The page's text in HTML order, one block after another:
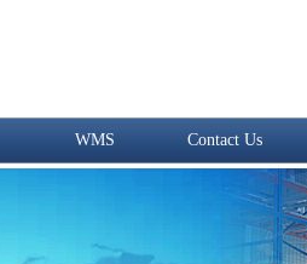
WMS Contact Us